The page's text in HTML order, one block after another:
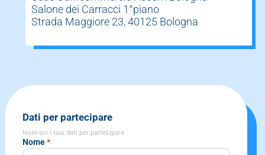
Salone dei Carracci 1°piano
Strada Maggiore 23, 40125 Bologna
Anaste
Dati per partecipare
Inserisci i tuoi dati per partecipare
Nome*